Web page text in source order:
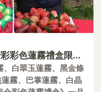
彩色蓮霧禮盒限量
、白翠玉蓮霧、黑金條
霧、巴掌蓮霧、白晶